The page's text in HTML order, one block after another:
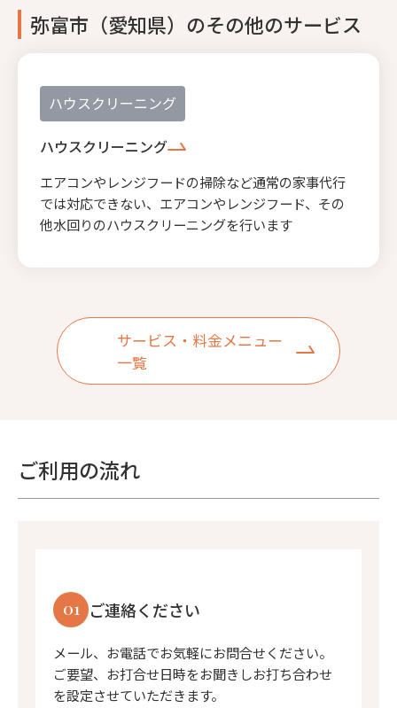
弥富市（愛知県）のその他のサービス
ハウスクリーニング
ハウスクリーニング
エアコンやレンジフードの掃除など通常の家事代行
では対応できない、エアコンやレンジフード、その
他水回りのハウスクリーニングを行います
サービス・料金メニュー
一覧
ご利用の流れ
01 ご連絡ください
メール、お電話でお気軽にお問合せください。
ご要望、お打合せ日時をお聞きしお打ち合わせ
を設定させていただきます。